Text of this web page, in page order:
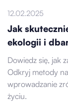
12.02.2025
Jak
ekologii i
Dowiedz się, jak
Odkryj metody
wprowadzanie
życiu.